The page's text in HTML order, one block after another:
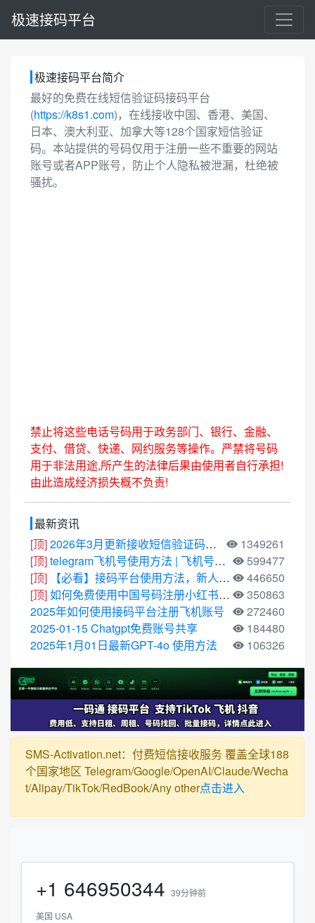
极速接码平台
极速接码平台简介
最好的免费在线短信验证码接码平台
(https://k8s1.com)，在线接收中国、香港、美国、
日本、澳大利亚、加拿大等128个国家短信验证
码。本站提供的号码仅用于注册一些不重要的网站
账号或者APP账号，防止个人隐私被泄漏，杜绝被
骚扰。
禁止将这些电话号码用于政务部门、银行、金融、
支付、借贷、快递、网约服务等操作。严禁将号码
用于非法用途,所产生的法律后果由使用者自行承担!
由此造成经济损失概不负责!
最新资讯
[顶]2026年3月更新接收短信验证码平台
1349261
[顶]telegram飞机号使用方法 | 飞机号使用教程
599477
[顶]
【必看】接码平台使用方法，新人必看
446650
[顶]如何免费使用中国号码注册小红书，抖音等中国App
350863
2025年如何使用接码平台注册飞机账号
272460
2025-01-15 Chatgpt免费账号共享
184480
2025年1月01日最新GPT-4o 使用方法
106326
SMS-Activation.net：付费短信接收服务 覆盖全球188
个国家地区 Telegram/Google/OpenAI/Claude/Wecha
t/Alipay/TikTok/RedBook/Any other点击进入
+1 646950344 39分钟前
美国 USA